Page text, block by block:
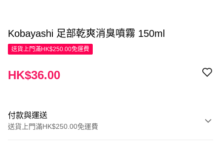
Kobayashi 足部乾爽消臭噴霧 150ml
送貨上門滿HK$250.00免運費
HK$36.00
付款與運送
送貨上門滿HK$250.00免運費